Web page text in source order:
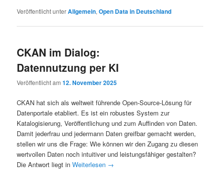
Veröffentlicht unterAllgemein,Open Data in Deutschland
CKAN im Dialog:
Datennutzung per KI
Veröffentlicht am12. November 2025
CKAN hat sich als weltweit führende Open-Source-Lösung für
Datenportale etabliert. Es ist ein robustes System zur
Katalogisierung, Veröffentlichung und zum Auffinden von Daten.
Damit jederfrau und jedermann Daten greifbar gemacht werden,
stellen wir uns die Frage: Wie können wir den Zugang zu diesen
wertvollen Daten noch intuitiver und leistungsfähiger gestalten?
Die Antwort liegt inWeiterlesen →